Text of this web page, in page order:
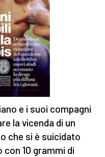
e i suoi compagni
la vicenda di un
che si è suicidato
10 grammi di